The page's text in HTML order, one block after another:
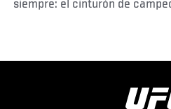
siempre: el cinturón de